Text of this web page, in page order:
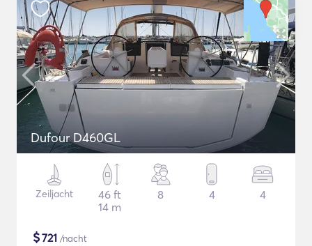
Dufour D460GL
Zeiljacht
46 ft
14 m
8 4 4
$721 /nacht